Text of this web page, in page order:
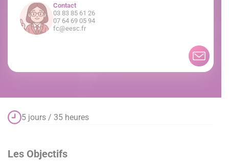
Contact
03 83 85 61 26
07 64 69 05 94
fc@eesc.fr
5 jours / 35 heures
Les Objectifs